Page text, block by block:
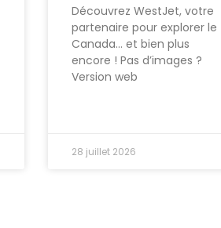
Découvrez WestJet, votre
partenaire pour explorer le
Canada… et bien plus
encore ! Pas d’images ?
Version web
28 juillet 2026